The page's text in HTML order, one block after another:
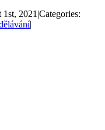
1st, 2021 |Categories:
|